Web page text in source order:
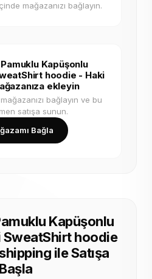
mağazanızı bağlayın.
Kapüşonlu
hoodie - Haki
ekleyin
bağlayın ve bu
satışa sunun.
Bağla
Kapüşonlu
SweatShirt hoodie
ile Satışa
Başla